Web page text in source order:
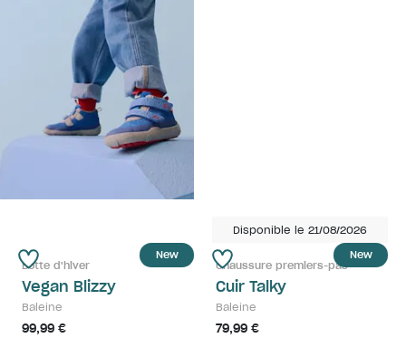
New
Botte d'hiver
Vegan Blizzy
Baleine
99,99 €
Disponible le 21/08/2026
New
Chaussure premiers-pas
Cuir Talky
Baleine
79,99 €